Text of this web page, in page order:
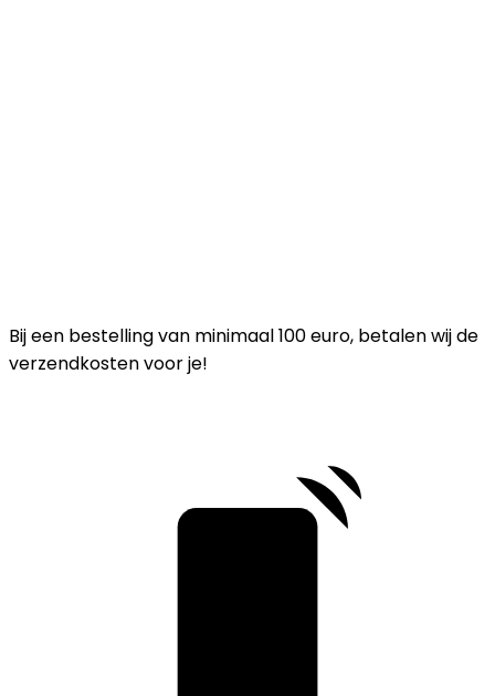
Bij een bestelling van minimaal 100 euro, betalen wij de
verzendkosten voor je!